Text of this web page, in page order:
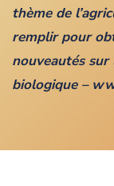
thème de
remplir pour
nouveautés
biologique –